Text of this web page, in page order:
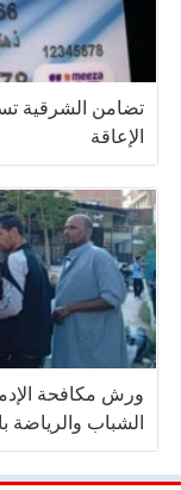
الإعاقة
الشباب والرياضة